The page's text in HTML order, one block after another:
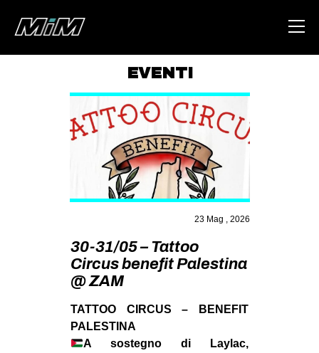
ABOUT
AREA
DEGENERAZIONE
GAZA FREESTYLE
CSOA LAMBRETTA
MSM
STUDENTI TSUNAMI
EVENTI
23 Mag , 2026
30-31/05 – Tattoo
Circus benefit Palestina
@ ZAM
TATTOO CIRCUS – BENEFIT
PALESTINA
A sostegno di Laylac,